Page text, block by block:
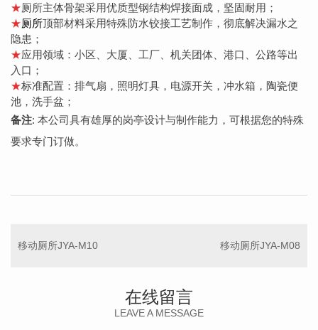
★厕所主体骨架采用优质型钢结构焊接面成，坚固耐用；
★厕所顶部材料采用特殊防水铰接工艺制作，彻底解决漏水之
隐患；
★应用领域：小区、大厦、工厂、机关团体、港口、公路等出
入口；
★标准配置： 排气扇，照明灯具，电源开关，冲水箱，陶瓷便
池，洗手盆 ；
备注: 本公司具有雄厚的岗亭设计与制作能力，可根据您的特殊
要求专门订做。
移动厕所JYA-M10 移动厕所JYA-M08
在线留言
LEAVE A MESSAGE